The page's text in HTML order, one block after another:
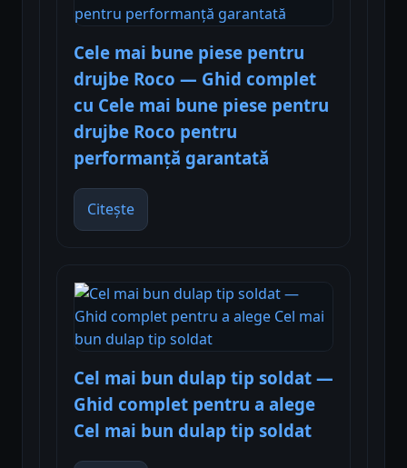
Cele mai bune piese pentru
drujbe Roco — Ghid complet
cu Cele mai bune piese pentru
drujbe Roco pentru
performanță garantată
Citește
Cel mai bun dulap tip soldat —
Ghid complet pentru a alege
Cel mai bun dulap tip soldat